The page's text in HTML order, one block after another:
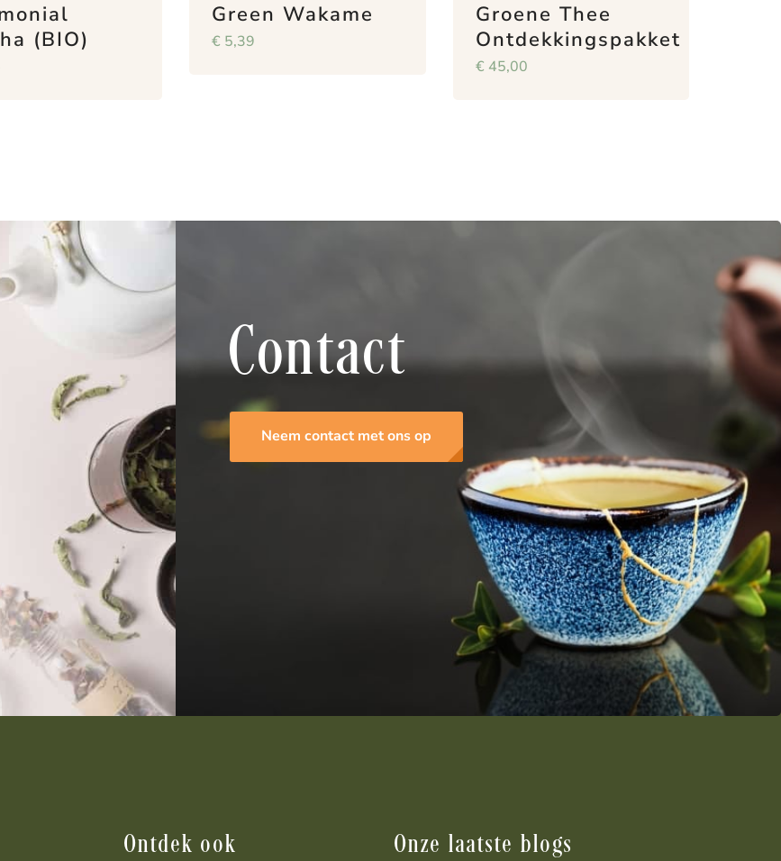
(BIO)
Green Wakame
€ 5,39
Groene Thee
Ontdekkingspakket
€ 45,00
Contact
Neem contact met ons op
Ontdek ook Onze laatste blogs